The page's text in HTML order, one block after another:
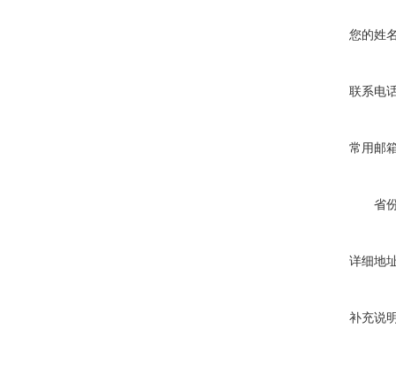
您的姓
联系电
常用邮
省
详细地
补充说